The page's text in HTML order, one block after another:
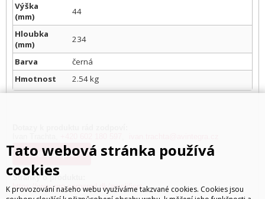
Výška
(mm)
44
Hloubka
(mm)
234
Barva
černá
Hmotnost
2.54 kg
Kde koupit?
Stránky o produktu:
https://www.pro.cornered.dk/amplifiers
Tato webová stránka používá
cookies
K provozování našeho webu využíváme takzvané cookies. Cookies jsou